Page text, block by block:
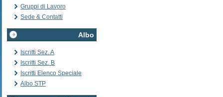
Gruppi di Lavoro
Sede & Contatti
Albo
Iscritti Sez. A
Iscritti Sez. B
Iscritti Elenco Speciale
Albo STP